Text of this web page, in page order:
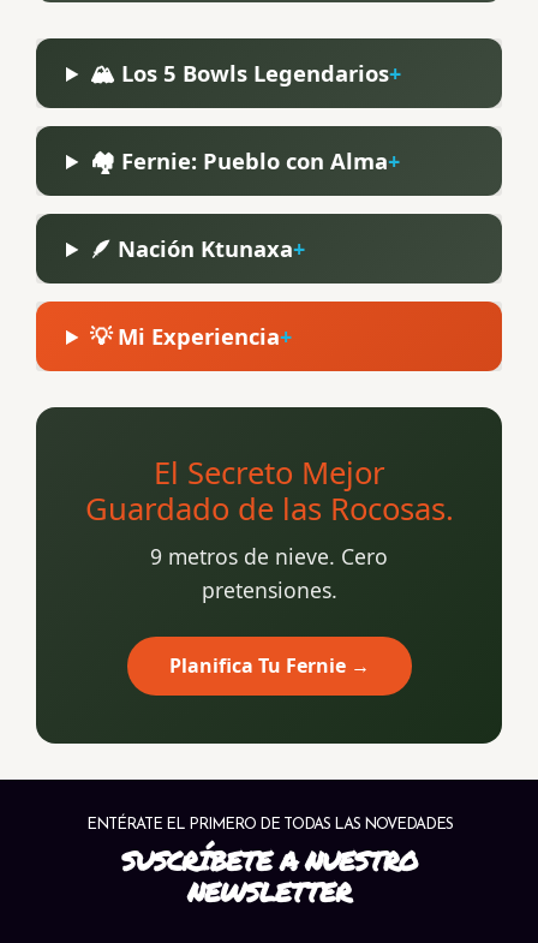
🏔️ Los 5 Bowls Legendarios
🏘️ Fernie: Pueblo con Alma
🪶 Nación Ktunaxa
💡 Mi Experiencia
El Secreto Mejor
Guardado de las Rocosas.
9 metros de nieve. Cero
pretensiones.
Planifica Tu Fernie →
ENTÉRATE EL PRIMERO DE TODAS LAS NOVEDADES
SUSCRÍBETE A NUESTRO
NEWSLETTER